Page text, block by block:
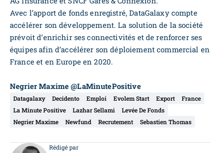
Avec l’apport de fonds enregistré, DataGalaxy compte
accélérer son développement. La solution de la société
prévoit d’enrichir ses connectivités et de renforcer ses
équipes afin d’accélérer son déploiement commercial en
France et en Europe en 2020.
Negrier Maxime @LaMinutePositive
Datagalaxy Decidento Emploi Evolem Start Export
France
La Minute Positive
Lazhar Sellami
Levée De Fonds
Negrier Maxime
Newfund Recrutement Sebastien Thomas
Rédigé par